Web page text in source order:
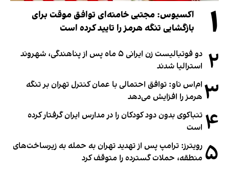
۱
اکسیوس: مجتبی خامنه‌ای توافق موقت برای
بازگشایی تنگه هرمز را تایید کرده است
۲
دو فوتبالیست زن ایرانی ۵ ماه پس از پناهندگی، شهروند
استرالیا شدند
۳ ام‌اس ناو: توافق احتمالی با عمان کنترل تهران بر تنگه
هرمز را افزایش می‌دهد
۴ تنباکوی بدون دود کودکان را در مدارس ایران گرفتار کرده
است
۵ رویترز: ترامپ پس از تهدید تهران به حمله به زیرساخت‌های
منطقه، حملات گسترده را متوقف کرد